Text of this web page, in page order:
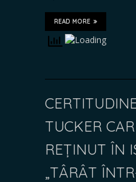
READ MORE
TUCKER
REȚINUT ÎN
„TÂRÂT